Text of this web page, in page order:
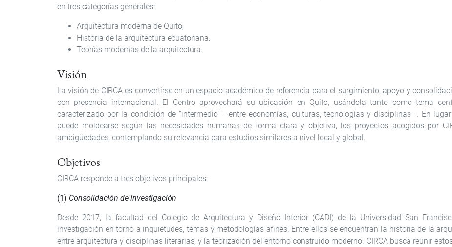
en tres categorías generales:
Arquitectura moderna de Quito,
Historia de la arquitectura ecuatoriana,
Teorías modernas de la arquitectura.
Visión
La visión de CIRCA es convertirse en un espacio académico de referencia para el surgimiento, apoyo y
con presencia internacional. El Centro aprovechará su ubicación en Quito, usándola tanto como tema
caracterizado por la condición de “intermedio” —entre economías, culturas, tecnologías y disciplinas—. En
puede moldearse según las necesidades humanas de forma clara y objetiva, los proyectos acogidos por
ambigüedades, contemplando su relevancia para estudios similares a nivel local y global.
Objetivos
CIRCA responde a tres objetivos principales:
(1) Consolidación de investigación
Desde 2017, la facultad del Colegio de Arquitectura y Diseño Interior (CADI) de la Universidad San
investigación en torno a inquietudes, temas y metodologías afines. Entre ellos se encuentran la historia de la
entre arquitectura y disciplinas literarias, y la teorización del entorno construido moderno. CIRCA busca reunir